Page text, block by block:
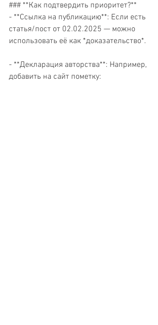
### **Как подтвердить приоритет?**
- **Ссылка на публикацию**: Если есть
статья/пост от 02.02.2025 — можно
использовать её как *доказательство*.
- **Декларация авторства**: Например,
добавить на сайт пометку: